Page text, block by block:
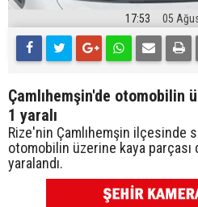
17:53 05
Çamlıhemşin'de otomobilin
1 yaralı
Rize'nin Çamlıhemşin ilçesinde
otomobilin üzerine kaya parçası
yaralandı.